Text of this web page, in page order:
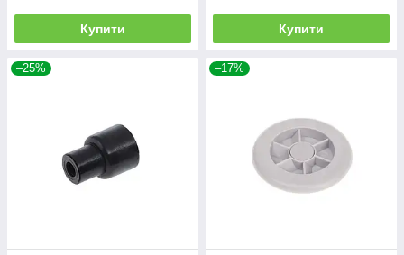
Купити Купити
–25% –17%